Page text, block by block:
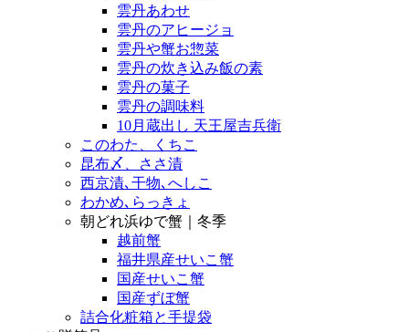
雲丹あわせ
雲丹のアヒージョ
雲丹や蟹お惣菜
雲丹の炊き込み飯の素
雲丹の菓子
雲丹の調味料
10月蔵出し 天王屋吉兵衛
このわた、くちこ
昆布〆、ささ漬
西京漬､干物､へしこ
わかめ､らっきょ
朝どれ浜ゆで蟹｜冬季
越前蟹
福井県産せいこ蟹
国産せいこ蟹
国産ずぼ蟹
詰合化粧箱と手提袋